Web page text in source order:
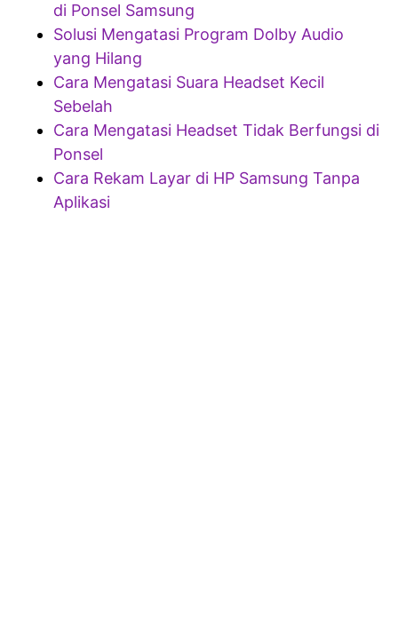
di Ponsel Samsung
Solusi Mengatasi Program Dolby Audio
yang Hilang
Cara Mengatasi Suara Headset Kecil
Sebelah
Cara Mengatasi Headset Tidak Berfungsi di
Ponsel
Cara Rekam Layar di HP Samsung Tanpa
Aplikasi